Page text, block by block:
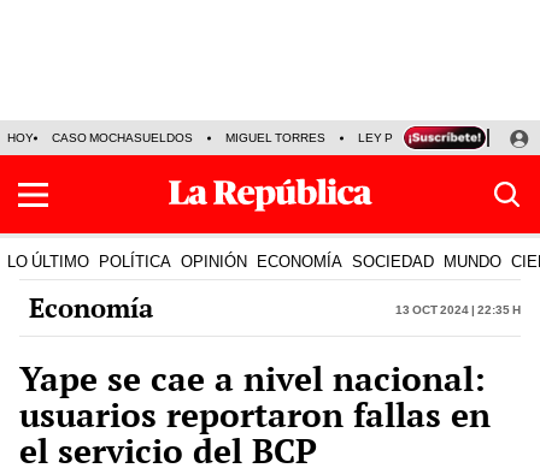
HOY CASO MOCHASUELDOS MIGUEL TORRES LEY PULPÍN PRECIO DEL
LO ÚLTIMO POLÍTICA OPINIÓN ECONOMÍA SOCIEDAD MUNDO
Economía 13 Oct 2024 | 22:35 h
Yape se cae a nivel nacional:
usuarios reportaron fallas en
el servicio del BCP